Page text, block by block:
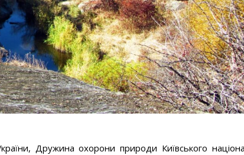
Дружина охорони природи Київського